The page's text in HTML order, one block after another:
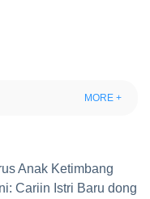
MORE +
Anak Ketimbang
Cariin Istri Baru dong